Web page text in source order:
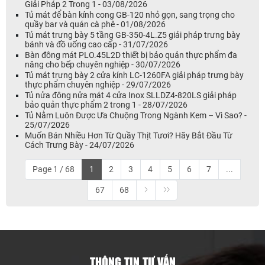
Giải Pháp 2 Trong 1 - 03/08/2026
Tủ mát để bàn kính cong GB-120 nhỏ gọn, sang trọng cho
quầy bar và quán cà phê - 01/08/2026
Tủ mát trưng bày 5 tầng GB-350-4L.Z5 giải pháp trưng bày
bánh và đồ uống cao cấp - 31/07/2026
Bàn đông mát PLO.45L2D thiết bị bảo quản thực phẩm đa
năng cho bếp chuyên nghiệp - 30/07/2026
Tủ mát trưng bày 2 cửa kính LC-1260FA giải pháp trưng bày
thực phẩm chuyên nghiệp - 29/07/2026
Tủ nửa đông nửa mát 4 cửa Inox SLLDZ4-820LS giải pháp
bảo quản thực phẩm 2 trong 1 - 28/07/2026
Tủ Nằm Luôn Được Ưa Chuộng Trong Ngành Kem – Vì Sao? -
25/07/2026
Muốn Bán Nhiều Hơn Từ Quầy Thịt Tươi? Hãy Bắt Đầu Từ
Cách Trưng Bày - 24/07/2026
Page 1 / 68 1 2 3 4 5 6 7 ...
67 68